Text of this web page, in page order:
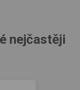
nejčastěji